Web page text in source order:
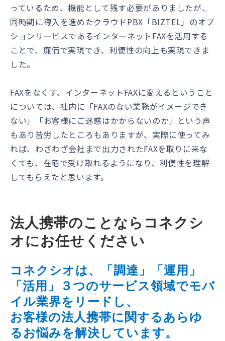
っているため、機能として残す必要がありましたが、
同時期に導入を進めたクラウドPBX「BIZTEL」のオプ
ションサービスであるインターネットFAXを活用する
ことで、廉価で実現でき、利便性の向上も実現できま
した。
FAXをなくす、インターネットFAXに変えるということ
については、社内に「FAXのない業務がイメージでき
ない」「お客様にご迷惑はかからないのか」という声
もあり苦労したところもありますが、実際に使ってみ
れば、わざわざ会社まで出力されたFAXを取りに来な
くても、在宅で受け取れるようになり、利便性を理解
してもらえたと思います。
法人携帯のことならコネクシ
オにお任せください
コネクシオは、「調達」「運用」
「活用」３つのサービス領域でモバ
イル業界をリードし、
お客様の法人携帯に関するあらゆ
るお悩みを解決しています。